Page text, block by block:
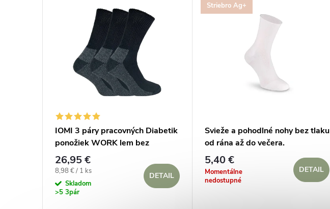
IOMI 3 páry pracovných Diabetik
ponožiek WORK lem bez
gumičiek Čierne
26,95 €
Jednotková
cena:
8,98 € / 1 ks
Skladom
>5 3pár
DETAIL
Striebro Ag+
Svieže a pohodlné nohy bez tlaku
od rána až do večera.
5,40 €
Momentálne
nedostupné
DETAIL